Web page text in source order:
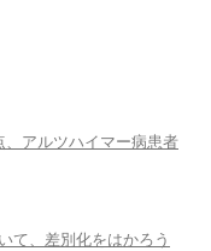
アルツハイマー病患者
て、差別化をはかろう